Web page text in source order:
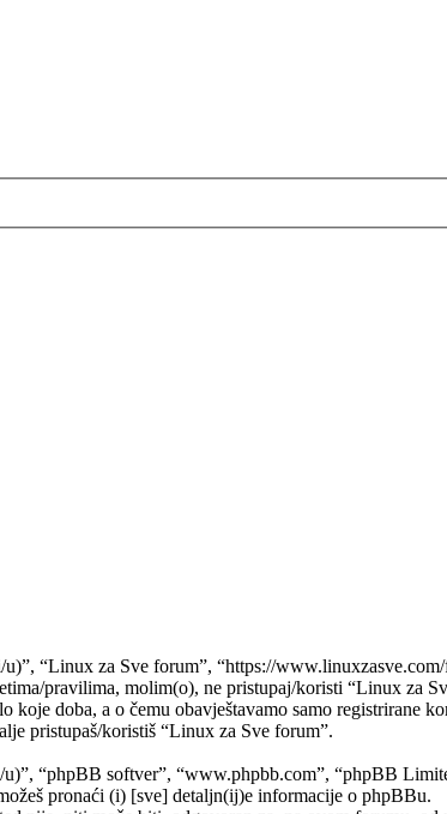
“Linux za Sve forum”, “https://
pravilima, molim(o), ne pristupaj/koristi “Linux za
doba, a o čemu obavještavamo samo registrirane
pristupaš/koristiš “Linux za Sve forum”.
“phpBB softver”, “www.phpbb.com”, “phpBB
pronaći (i) [sve] detaljn(ij)e informacije o phpBBu.